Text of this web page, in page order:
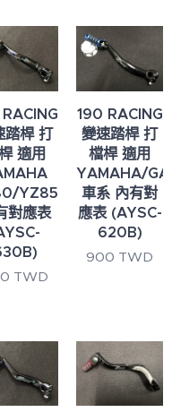
踏桿 打
適用
YZ85
對應表
TWD
190 RACING
變速踏桿 打
檔桿 適用
YAMAHA/
車系 內有對
應表 (AYSC-
620B)
900 TWD